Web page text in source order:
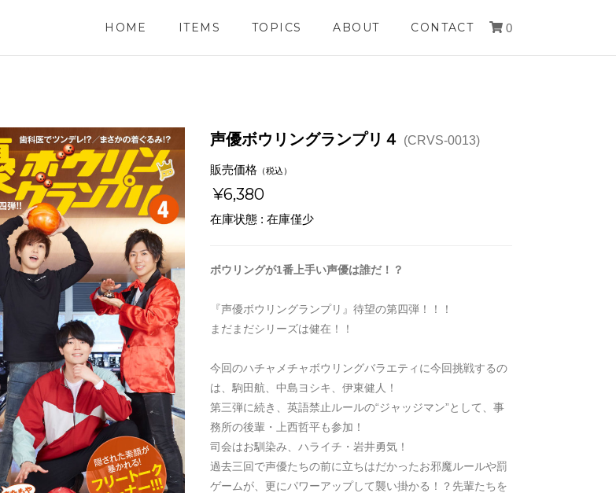
HOME ITEMS TOPICS ABOUT CONTACT 0
声優ボウリングランプリ４ (CRVS-0013)
販売価格 （税込）
¥6,380
在庫状態 : 在庫僅少
ボウリングが1番上手い声優は誰だ！？
『声優ボウリングランプリ』待望の第四弾！！！
まだまだシリーズは健在！！
今回のハチャメチャボウリングバラエティに今回挑戦するの
は、駒田航、中島ヨシキ、伊東健人！
第三弾に続き、英語禁止ルールの“ジャッジマン”として、事
務所の後輩・上西哲平も参加！
司会はお馴染み、ハライチ・岩井勇気！
過去三回で声優たちの前に立ちはだかったお邪魔ルールや罰
ゲームが、更にパワーアップして襲い掛かる！？先輩たちを